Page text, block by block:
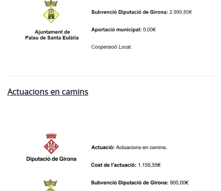
Actuacions en camins